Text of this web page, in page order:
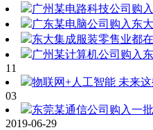
广州某电路科技公司购
广东某电脑公司购入东
东大集成服装零售业都
广州某计算机公司购入
11
物联网+人工智能 未来
03
东莞某通信公司购入一
2019-06-29